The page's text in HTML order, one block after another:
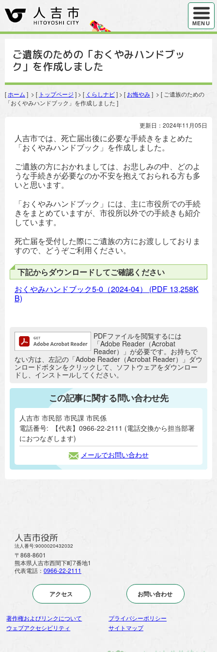
ハンバ
MENU
ご遺族のための「おくやみハンドブッ
ク」を作成しました
[ ホーム ] > [ トップページ ] > [ くらしナビ] > [ お悔やみ] > [ ご遺族のための
「おくやみハンドブック」を作成しました ]
更新日：2024年11月05日
人吉市では、死亡届出後に必要な手続きをまとめた
「おくやみハンドブック」を作成しました。
ご遺族の方におかれましては、お悲しみの中、どのよ
うな手続きが必要なのか不安を抱えておられる方も多
いと思います。
「おくやみハンドブック」には、主に市役所での手続
きをまとめていますが、市役所以外での手続きも紹介
しています。
死亡届を受付した際にご遺族の方にお渡ししておりま
すので、どうぞご利用ください。
下記からダウンロードしてご確認ください
おくやみハンドブック5-0（2024-04）
(PDF 13,258K
B)
追加情報：PDFファイルPDFファイルを閲覧するには
「Adobe Reader（Acrobat
Reader）」が必要です。お持ちで
ない方は、左記の「Adobe Reader（Acrobat Reader）」ダウ
ンロードボタンをクリックして、ソフトウェアをダウンロー
ドし、インストールしてください。
この記事に関する問い合わせ先
人吉市 市民部 市民課 市民係
電話番号:
【代表】0966-22-2111 (電話交換から担当部署
におつなぎします)
メールでお問い合わせ
人吉市役所
法人番号:9000020432032
〒868-8601
熊本県人吉市西間下町7番地1
代表電話： 0966-22-2111
アクセス お問い合わせ
著作権およびリンクについて
プライバシーポリシー
ウェブアクセシビリティ
サイトマップ